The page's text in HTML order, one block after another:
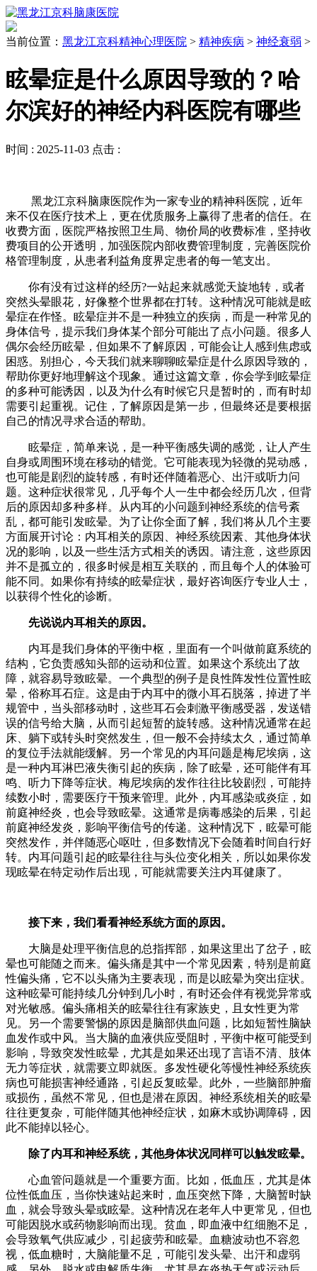
当前位置： 黑龙江京科精神心理医院 > 精神疾病 > 神经衰弱 >
眩晕症是什么原因导致的？哈
尔滨好的神经内科医院有哪些
时间 : 2025-11-03 点击 :
黑龙江京科脑康医院作为一家专业的精神科医院，近年
来不仅在医疗技术上，更在优质服务上赢得了患者的信任。在
收费方面，医院严格按照卫生局、物价局的收费标准，坚持收
费项目的公开透明，加强医院内部收费管理制度，完善医院价
格管理制度，从患者利益角度界定患者的每一笔支出。
你有没有过这样的经历?一站起来就感觉天旋地转，或者
突然头晕眼花，好像整个世界都在打转。这种情况可能就是眩
晕症在作怪。眩晕症并不是一种独立的疾病，而是一种常见的
身体信号，提示我们身体某个部分可能出了点小问题。很多人
偶尔会经历眩晕，但如果不了解原因，可能会让人感到焦虑或
困惑。别担心，今天我们就来聊聊眩晕症是什么原因导致的，
帮助你更好地理解这个现象。通过这篇文章，你会学到眩晕症
的多种可能诱因，以及为什么有时候它只是暂时的，而有时却
需要引起重视。记住，了解原因是第一步，但最终还是要根据
自己的情况寻求合适的帮助。
眩晕症，简单来说，是一种平衡感失调的感觉，让人产生
自身或周围环境在移动的错觉。它可能表现为轻微的晃动感，
也可能是剧烈的旋转感，有时还伴随着恶心、出汗或听力问
题。这种症状很常见，几乎每个人一生中都会经历几次，但背
后的原因却多种多样。从内耳的小问题到神经系统的信号紊
乱，都可能引发眩晕。为了让你全面了解，我们将从几个主要
方面展开讨论：内耳相关的原因、神经系统因素、其他身体状
况的影响，以及一些生活方式相关的诱因。请注意，这些原因
并不是孤立的，很多时候是相互关联的，而且每个人的体验可
能不同。如果你有持续的眩晕症状，最好咨询医疗专业人士，
以获得个性化的诊断。
先说说内耳相关的原因。
内耳是我们身体的平衡中枢，里面有一个叫做前庭系统的
结构，它负责感知头部的运动和位置。如果这个系统出了故
障，就容易导致眩晕。一个典型的例子是良性阵发性位置性眩
晕，俗称耳石症。这是由于内耳中的微小耳石脱落，掉进了半
规管中，当头部移动时，这些耳石会刺激平衡感受器，发送错
误的信号给大脑，从而引起短暂的旋转感。这种情况通常在起
床、躺下或转头时突然发生，但一般不会持续太久，通过简单
的复位手法就能缓解。另一个常见的内耳问题是梅尼埃病，这
是一种内耳淋巴液失衡引起的疾病，除了眩晕，还可能伴有耳
鸣、听力下降等症状。梅尼埃病的发作往往比较剧烈，可能持
续数小时，需要医疗干预来管理。此外，内耳感染或炎症，如
前庭神经炎，也会导致眩晕。这通常是病毒感染的后果，引起
前庭神经发炎，影响平衡信号的传递。这种情况下，眩晕可能
突然发作，并伴随恶心呕吐，但多数情况下会随着时间自行好
转。内耳问题引起的眩晕往往与头位变化相关，所以如果你发
现眩晕在特定动作后出现，可能就需要关注内耳健康了。
接下来，我们看看神经系统方面的原因。
大脑是处理平衡信息的总指挥部，如果这里出了岔子，眩
晕也可能随之而来。偏头痛是其中一个常见因素，特别是前庭
性偏头痛，它不以头痛为主要表现，而是以眩晕为突出症状。
这种眩晕可能持续几分钟到几小时，有时还会伴有视觉异常或
对光敏感。偏头痛相关的眩晕往往有家族史，且女性更为常
见。另一个需要警惕的原因是脑部供血问题，比如短暂性脑缺
血发作或中风。当大脑的血液供应受阻时，平衡中枢可能受到
影响，导致突发性眩晕，尤其是如果还出现了言语不清、肢体
无力等症状，就需要立即就医。多发性硬化等慢性神经系统疾
病也可能损害神经通路，引起反复眩晕。此外，一些脑部肿瘤
或损伤，虽然不常见，但也是潜在原因。神经系统相关的眩晕
往往更复杂，可能伴随其他神经症状，如麻木或协调障碍，因
此不能掉以轻心。
除了内耳和神经系统，其他身体状况同样可以触发眩晕。
心血管问题就是一个重要方面。比如，低血压，尤其是体
位性低血压，当你快速站起来时，血压突然下降，大脑暂时缺
血，就会导致头晕或眩晕。这种情况在老年人中更常见，但也
可能因脱水或药物影响而出现。贫血，即血液中红细胞不足，
会导致氧气供应减少，引起疲劳和眩晕。血糖波动也不容忽
视，低血糖时，大脑能量不足，可能引发头晕、出汗和虚弱